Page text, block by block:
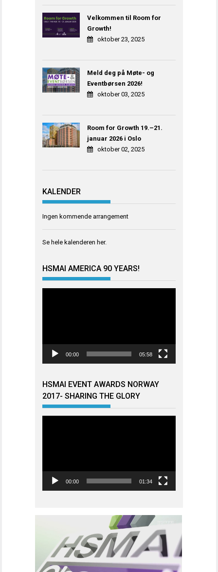
Velkommen til Room for
Growth!
oktober 23, 2025
Meld deg på Møte- og
Eventbørsen 2026!
oktober 03, 2025
Room for Growth 19.–21.
januar 2026 i Oslo
oktober 02, 2025
KALENDER
Ingen kommende arrangement
Se hele kalenderen her.
HSMAI AMERICA 90 YEARS!
00:00 05:58
HSMAI EVENT AWARDS NORWAY
2017- SHARING THE GLORY
00:00 01:34